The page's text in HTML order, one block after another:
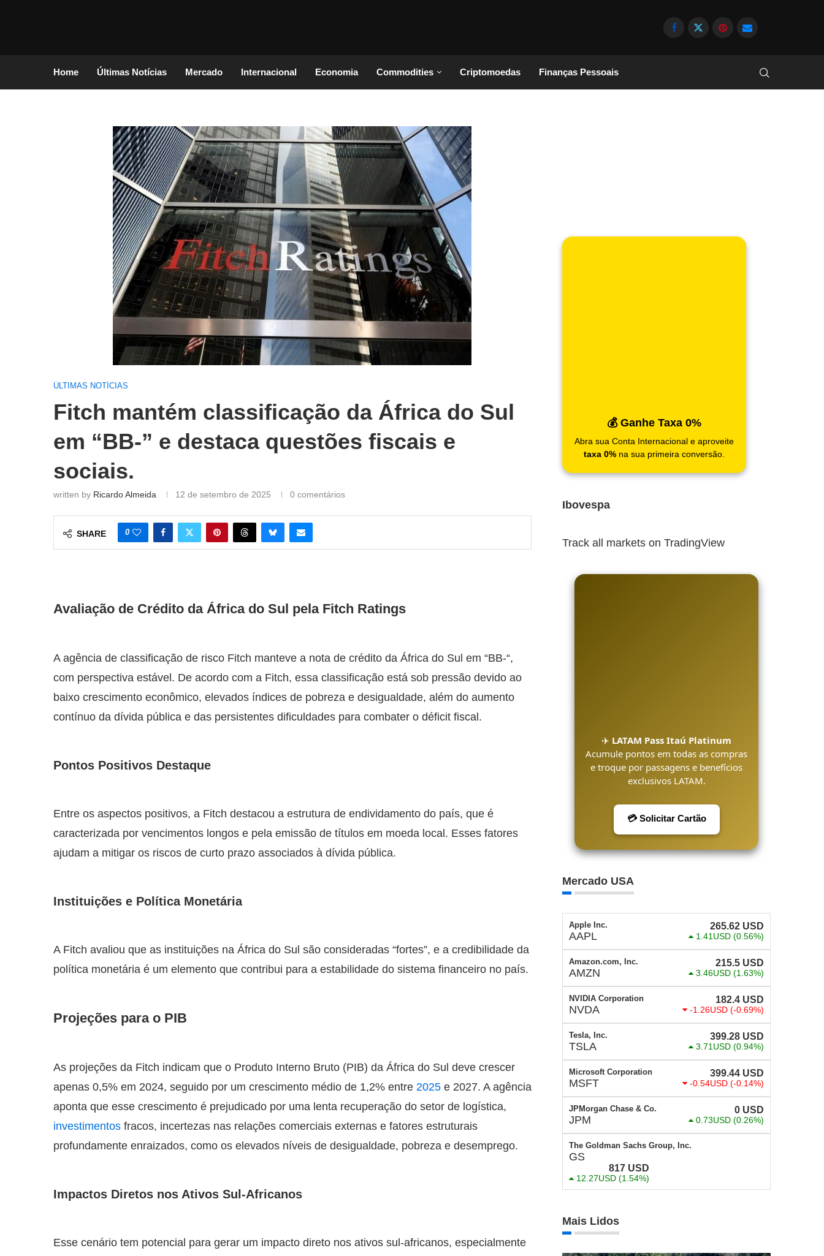
Home Últimas Notícias Mercado Internacional Economia Commodities Criptomoedas Finanças Pessoais
ÚLTIMAS NOTÍCIAS
Fitch mantém classificação da África do Sul
em “BB-” e destaca questões fiscais e
sociais.
written by Ricardo Almeida 12 de setembro de 2025 0 comentários
SHARE 0
Avaliação de Crédito da África do Sul pela Fitch Ratings
A agência de classificação de risco Fitch manteve a nota de crédito da África do Sul em “BB-“,
com perspectiva estável. De acordo com a Fitch, essa classificação está sob pressão devido ao
baixo crescimento econômico, elevados índices de pobreza e desigualdade, além do aumento
contínuo da dívida pública e das persistentes dificuldades para combater o déficit fiscal.
Pontos Positivos Destaque
Entre os aspectos positivos, a Fitch destacou a estrutura de endividamento do país, que é
caracterizada por vencimentos longos e pela emissão de títulos em moeda local. Esses fatores
ajudam a mitigar os riscos de curto prazo associados à dívida pública.
Instituições e Política Monetária
A Fitch avaliou que as instituições na África do Sul são consideradas “fortes”, e a credibilidade da
política monetária é um elemento que contribui para a estabilidade do sistema financeiro no país.
Projeções para o PIB
As projeções da Fitch indicam que o Produto Interno Bruto (PIB) da África do Sul deve crescer
apenas 0,5% em 2024, seguido por um crescimento médio de 1,2% entre 2025 e 2027. A agência
aponta que esse crescimento é prejudicado por uma lenta recuperação do setor de logística,
investimentos fracos, incertezas nas relações comerciais externas e fatores estruturais
profundamente enraizados, como os elevados níveis de desigualdade, pobreza e desemprego.
Impactos Diretos nos Ativos Sul-Africanos
Esse cenário tem potencial para gerar um impacto direto nos ativos sul-africanos, especialmente
💰 Ganhe Taxa 0%
Abra sua Conta Internacional e aproveite
taxa 0% na sua primeira conversão.
Ibovespa
Track all markets on TradingView
✈️ LATAM Pass Itaú Platinum
Acumule pontos em todas as compras
e troque por passagens e benefícios
exclusivos LATAM.
💳 Solicitar Cartão
Mercado USA
Apple Inc.
AAPL
265.62 USD
1.41USD (0.56%)
Amazon.com, Inc.
AMZN
215.5 USD
3.46USD (1.63%)
NVIDIA Corporation
NVDA
182.4 USD
-1.26USD (-0.69%)
Tesla, Inc.
TSLA
399.28 USD
3.71USD (0.94%)
Microsoft Corporation
MSFT
399.44 USD
-0.54USD (-0.14%)
JPMorgan Chase & Co.
JPM
0 USD
0.73USD (0.26%)
The Goldman Sachs Group, Inc.
GS
817 USD
12.27USD (1.54%)
Mais Lidos